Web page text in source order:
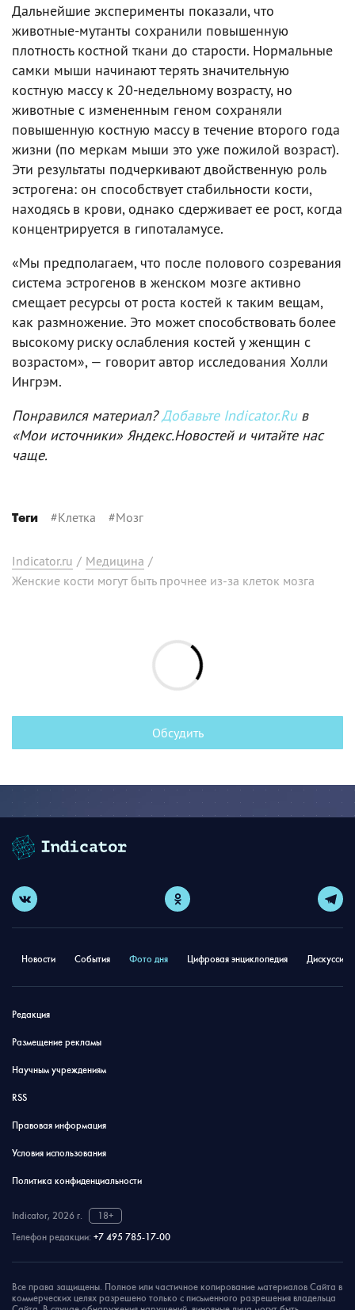
Дальнейшие эксперименты показали, что
животные-мутанты сохранили повышенную
плотность костной ткани до старости. Нормальные
самки мыши начинают терять значительную
костную массу к 20-недельному возрасту, но
животные с измененным геном сохраняли
повышенную костную массу в течение второго года
жизни (по меркам мыши это уже пожилой возраст).
Эти результаты подчеркивают двойственную роль
эстрогена: он способствует стабильности кости,
находясь в крови, однако сдерживает ее рост, когда
концентрируется в гипоталамусе.
«Мы предполагаем, что после полового созревания
система эстрогенов в женском мозге активно
смещает ресурсы от роста костей к таким вещам,
как размножение. Это может способствовать более
высокому риску ослабления костей у женщин с
возрастом», — говорит автор исследования Холли
Ингрэм.
Понравился материал?Добавьте Indicator.Ruв
«Мои источники» Яндекс.Новостей и читайте нас
чаще.
Теги #Клетка #Мозг
Indicator.ru / Медицина /
Женские кости могут быть прочнее из-за клеток мозга
Обсудить
Новости События Фото дня Цифровая энциклопедия
Редакция
Размещение рекламы
Научным учреждениям
RSS
Правовая информация
Условия использования
Политика конфиденциальности
Indicator, 2026 г.
18+
Телефон редакции: +7 495 785-17-00
Все права защищены. Полное или частичное копирование материалов Сайта в
коммерческих целях разрешено только с письменного разрешения владельца